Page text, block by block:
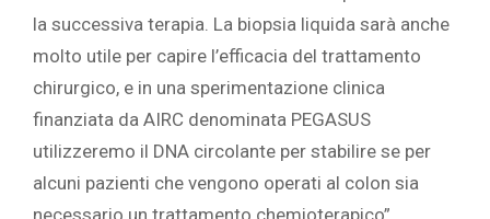
la successiva terapia. La biopsia liquida sarà anche
molto utile per capire l’efficacia del trattamento
chirurgico, e in una sperimentazione clinica
finanziata da AIRC denominata PEGASUS
utilizzeremo il DNA circolante per stabilire se per
alcuni pazienti che vengono operati al colon sia
necessario un trattamento chemioterapico”.